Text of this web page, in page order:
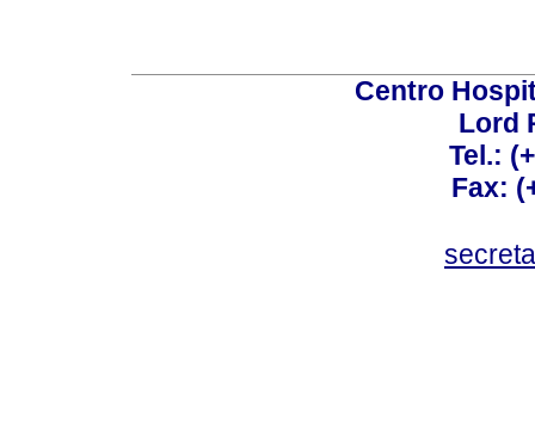
Centro
Lord
Tel.:
Fax: